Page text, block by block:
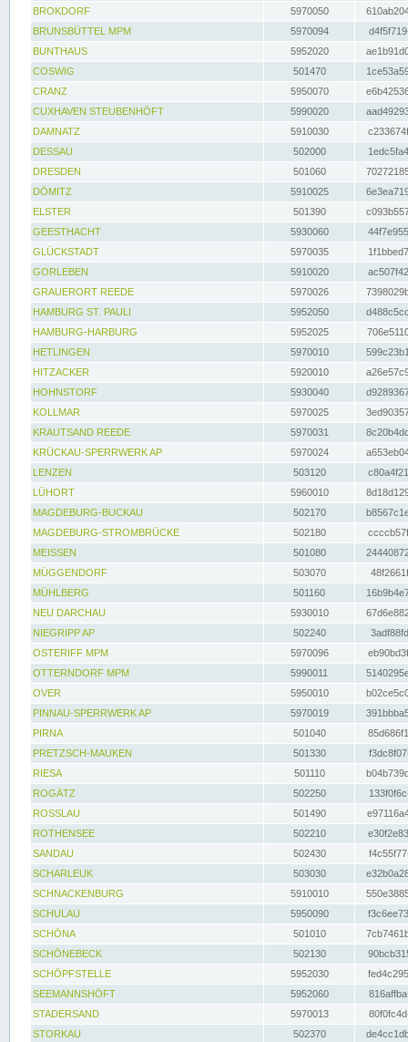
BROKDORF
5970050
BRUNSBÜTTEL MPM
5970094
BUNTHAUS
5952020
COSWIG
501470
CRANZ
5950070
CUXHAVEN STEUBENHÖFT
5990020
DAMNATZ
5910030
DESSAU
502000
DRESDEN
501060
DÖMITZ
5910025
ELSTER
501390
GEESTHACHT
5930060
GLÜCKSTADT
5970035
GORLEBEN
5910020
GRAUERORT REEDE
5970026
HAMBURG ST. PAULI
5952050
HAMBURG-HARBURG
5952025
HETLINGEN
5970010
HITZACKER
5920010
HOHNSTORF
5930040
KOLLMAR
5970025
KRAUTSAND REEDE
5970031
KRÜCKAU-SPERRWERK AP
5970024
LENZEN
503120
LÜHORT
5960010
MAGDEBURG-BUCKAU
502170
MAGDEBURG-STROMBRÜCKE
502180
MEISSEN
501080
MÜGGENDORF
503070
MÜHLBERG
501160
NEU DARCHAU
5930010
NIEGRIPP AP
502240
OSTERIFF MPM
5970096
OTTERNDORF MPM
5990011
OVER
5950010
PINNAU-SPERRWERK AP
5970019
PIRNA
501040
PRETZSCH-MAUKEN
501330
RIESA
501110
ROGÄTZ
502250
ROSSLAU
501490
ROTHENSEE
502210
SANDAU
502430
SCHARLEUK
503030
SCHNACKENBURG
5910010
SCHULAU
5950090
SCHÖNA
501010
SCHÖNEBECK
502130
SCHÖPFSTELLE
5952030
SEEMANNSHÖFT
5952060
STADERSAND
5970013
STORKAU
502370